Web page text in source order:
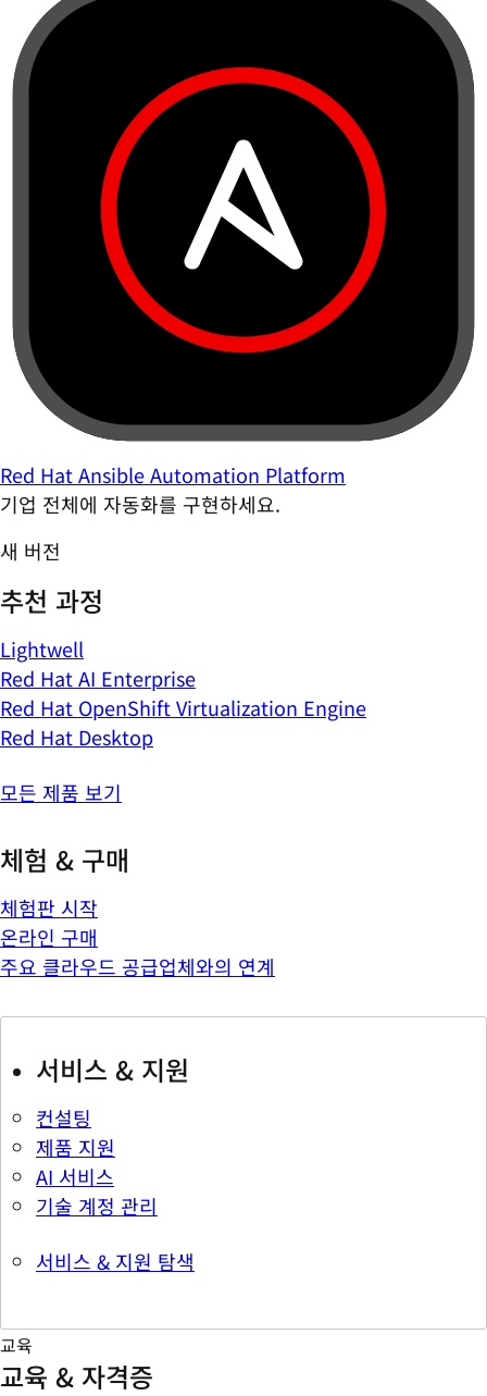
Red Hat Ansible Automation Platform
기업 전체에 자동화를 구현하세요.
새 버전
추천 과정
Lightwell
Red Hat AI Enterprise
Red Hat OpenShift Virtualization Engine
Red Hat Desktop
모든 제품 보기
체험 & 구매
체험판 시작
온라인 구매
주요 클라우드 공급업체와의 연계
서비스 & 지원
컨설팅
제품 지원
AI 서비스
기술 계정 관리
서비스 & 지원 탐색
교육
교육 & 자격증